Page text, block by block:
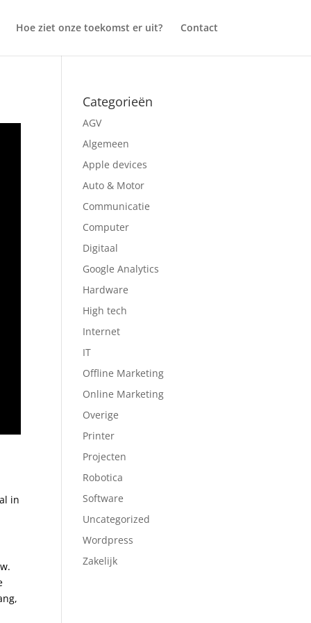
Hoe ziet onze toekomst er uit? Contact
in
Categorieën
AGV
Algemeen
Apple devices
Auto & Motor
Communicatie
Computer
Digitaal
Google Analytics
Hardware
High tech
Internet
IT
Offline Marketing
Online Marketing
Overige
Printer
Projecten
Robotica
Software
Uncategorized
Wordpress
Zakelijk